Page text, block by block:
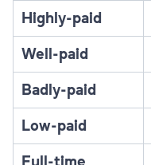
Highly-paid
Well-paid
Badly-paid
Low-paid
Full-time